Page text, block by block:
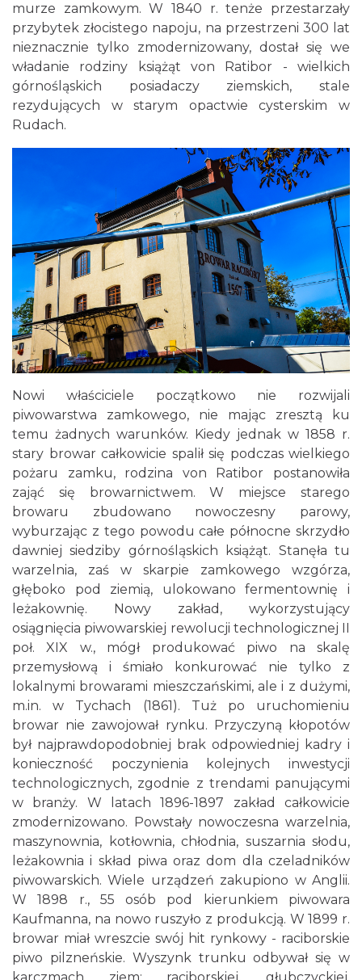
murze zamkowym. W 1840 r. tenże przestarzały
przybytek złocistego napoju, na przestrzeni 300 lat
nieznacznie tylko zmodernizowany, dostał się we
władanie rodziny książąt von Ratibor - wielkich
górnośląskich posiadaczy ziemskich, stale
rezydujących w starym opactwie cysterskim w
Rudach.
Nowi właściciele początkowo nie rozwijali
piwowarstwa zamkowego, nie mając zresztą ku
temu żadnych warunków. Kiedy jednak w 1858 r.
stary browar całkowicie spalił się podczas wielkiego
pożaru zamku, rodzina von Ratibor postanowiła
zająć się browarnictwem. W miejsce starego
browaru zbudowano nowoczesny parowy,
wyburzając z tego powodu całe północne skrzydło
dawniej siedziby górnośląskich książąt. Stanęła tu
warzelnia, zaś w skarpie zamkowego wzgórza,
głęboko pod ziemią, ulokowano fermentownię i
leżakownię. Nowy zakład, wykorzystujący
osiągnięcia piwowarskiej rewolucji technologicznej II
poł. XIX w., mógł produkować piwo na skalę
przemysłową i śmiało konkurować nie tylko z
lokalnymi browarami mieszczańskimi, ale i z dużymi,
m.in. w Tychach (1861). Tuż po uruchomieniu
browar nie zawojował rynku. Przyczyną kłopotów
był najprawdopodobniej brak odpowiedniej kadry i
konieczność poczynienia kolejnych inwestycji
technologicznych, zgodnie z trendami panującymi
w branży. W latach 1896-1897 zakład całkowicie
zmodernizowano. Powstały nowoczesna warzelnia,
maszynownia, kotłownia, chłodnia, suszarnia słodu,
leżakownia i skład piwa oraz dom dla czeladników
piwowarskich. Wiele urządzeń zakupiono w Anglii.
W 1898 r., 55 osób pod kierunkiem piwowara
Kaufmanna, na nowo ruszyło z produkcją. W 1899 r.
browar miał wreszcie swój hit rynkowy - raciborskie
piwo pilzneńskie. Wyszynk trunku odbywał się w
karczmach ziem: raciborskiej, głubczyckiej,